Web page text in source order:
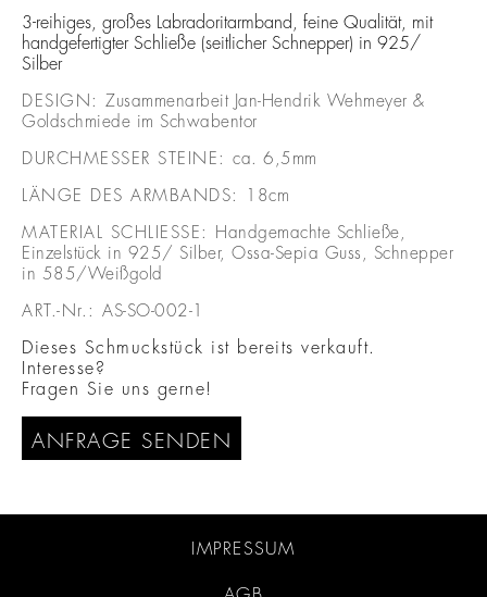
3-reihiges, großes Labradoritarmband, feine Qualität, mit
handgefertigter Schließe (seitlicher Schnepper) in 925/
Silber
DESIGN: Zusammenarbeit Jan-Hendrik Wehmeyer &
Goldschmiede im Schwabentor
DURCHMESSER STEINE: ca. 6,5mm
LÄNGE DES ARMBANDS: 18cm
MATERIAL SCHLIESSE:
Handgemachte Schließe,
Einzelstück in 925/ Silber, Ossa-Sepia Guss, Schnepper
in 585/Weißgold
ART.-Nr.: AS-SO-002-1
Dieses Schmuckstück ist bereits verkauft.
Interesse?
Fragen Sie uns gerne!
ANFRAGE SENDEN
IMPRESSUM